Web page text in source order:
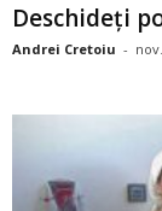
Deschideţi
Andrei Cretoiu -